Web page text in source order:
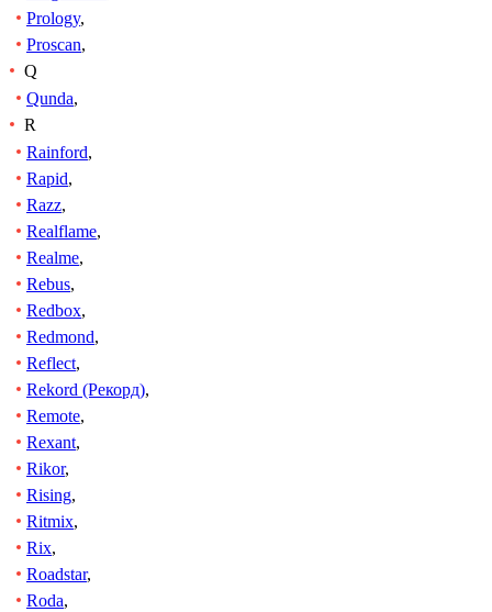
Prology,
Proscan,
Q
Qunda,
R
Rainford,
Rapid,
Razz,
Realflame,
Realme,
Rebus,
Redbox,
Redmond,
Reflect,
Rekord (Рекорд),
Remote,
Rexant,
Rikor,
Rising,
Ritmix,
Rix,
Roadstar,
Roda,